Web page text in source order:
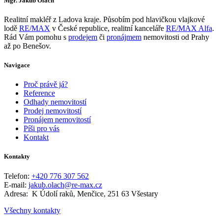
Realitní makléř z Ladova kraje. Působím pod hlavičkou vlajkové
lodě RE/MAX v České republice, realitní kanceláře RE/MAX Alfa.
Rád Vám pomohu s prodejem či pronájmem nemovitosti od Prahy
až po Benešov.
Navigace
Proč právě já?
Reference
Odhady nemovitostí
Prodej nemovitostí
Pronájem nemovitostí
Píši pro vás
Kontakt
Kontakty
Telefon: +420 776 307 562
E-mail: jakub.olach@re-max.cz
Adresa: K Údolí raků, Menčice, 251 63 Všestary
Všechny kontakty